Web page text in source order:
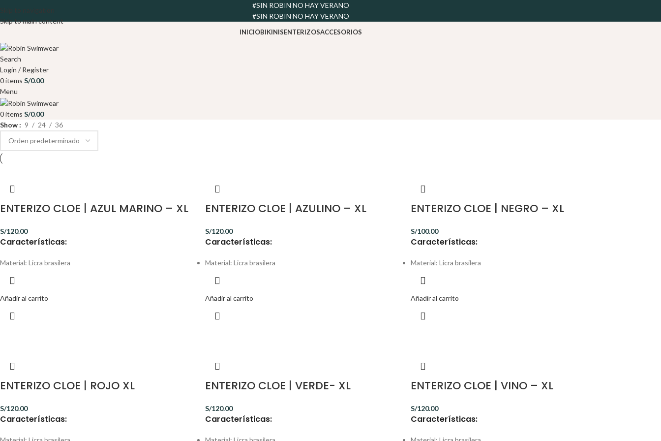
Skip to main content
#SIN ROBIN NO HAY VERANO
#SIN ROBIN NO HAY VERANO
INICIOBIKINISENTERIZOSACCESORIOS
Search
Login / Register
0items S/0.00
Menu
0items S/0.00
Show
9 24 36
ENTERIZO CLOE | AZUL MARINO – XL
S/120.00
Características:
Material: Licra brasilera
Añadir al carrito
ENTERIZO CLOE | AZULINO – XL
S/120.00
Características:
Material: Licra brasilera
Añadir al carrito
ENTERIZO CLOE | NEGRO – XL
S/100.00
Características:
Material: Licra brasilera
Añadir al carrito
ENTERIZO CLOE | ROJO XL
S/120.00
Características:
ENTERIZO CLOE | VERDE- XL
S/120.00
Características:
ENTERIZO CLOE | VINO – XL
S/120.00
Características: